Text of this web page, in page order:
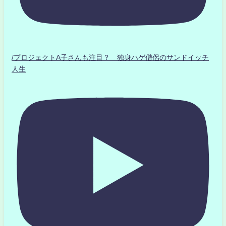
/プロジェクトA子さんも注目？ 独身ハゲ僧侶のサンドイッチ
人生